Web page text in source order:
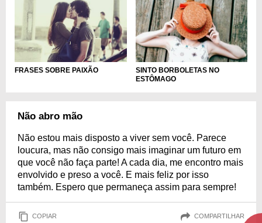
FRASES SOBRE PAIXÃO
SINTO BORBOLETAS NO
ESTÔMAGO
Não abro mão
Não estou mais disposto a viver sem você. Parece
loucura, mas não consigo mais imaginar um futuro em
que você não faça parte! A cada dia, me encontro mais
envolvido e preso a você. E mais feliz por isso
também. Espero que permaneça assim para sempre!
COPIAR COMPARTILHAR